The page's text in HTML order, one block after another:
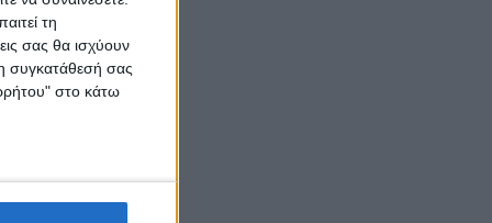
τη
σας θα ισχύουν
συγκατάθεσή σας
στο κάτω